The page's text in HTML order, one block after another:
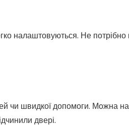
налаштовуються. Не потрібно
чи швидкої допомоги.
двері.